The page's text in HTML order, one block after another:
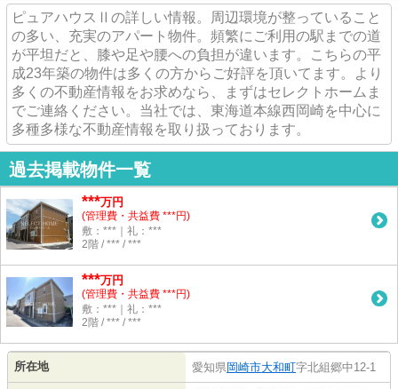
ピュアハウスⅡの詳しい情報。周辺環境が整っていること
の多い、充実のアパート物件。頻繁にご利用の駅までの道
が平坦だと、膝や足や腰への負担が違います。こちらの平
成23年築の物件は多くの方からご好評を頂いてます。より
多くの不動産情報をお求めなら、まずはセレクトホームま
でご連絡ください。当社では、東海道本線西岡崎を中心に
多種多様な不動産情報を取り扱っております。
過去掲載物件一覧
***万円
(管理費・共益費 ***円)
敷：***｜礼：***
2階 / *** / ***
***万円
(管理費・共益費 ***円)
敷：***｜礼：***
2階 / *** / ***
所在地 愛知県岡崎市大和町字北組郷中12-1